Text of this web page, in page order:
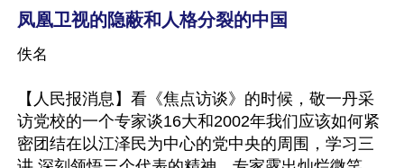
凤凰卫视的隐蔽和人格分裂的中国
佚名
【人民报消息】看《焦点访谈》的时候，敬一丹采
访党校的一个专家谈16大和2002年我们应该如何紧
密团结在以江泽民为中心的党中央的周围，学习三